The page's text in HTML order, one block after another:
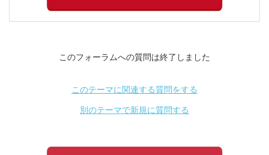
このフォーラムへの質問は終了しました
このテーマに関連する質問をする
別のテーマで新規に質問する